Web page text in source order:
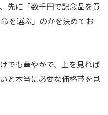
先に「数千円で記念品を買
を選ぶ」のかを決めてお
でも華やかで、上を見れば
と本当に必要な価格帯を見